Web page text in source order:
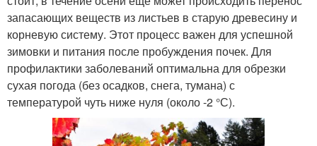
запасающих веществ из листьев в старую древесину и
корневую систему. Этот процесс важен для успешной
зимовки и питания после пробуждения почек. Для
профилактики заболеваний оптимальна для обрезки
сухая погода (без осадков, снега, тумана) с
температурой чуть ниже нуля (около -2 °С).